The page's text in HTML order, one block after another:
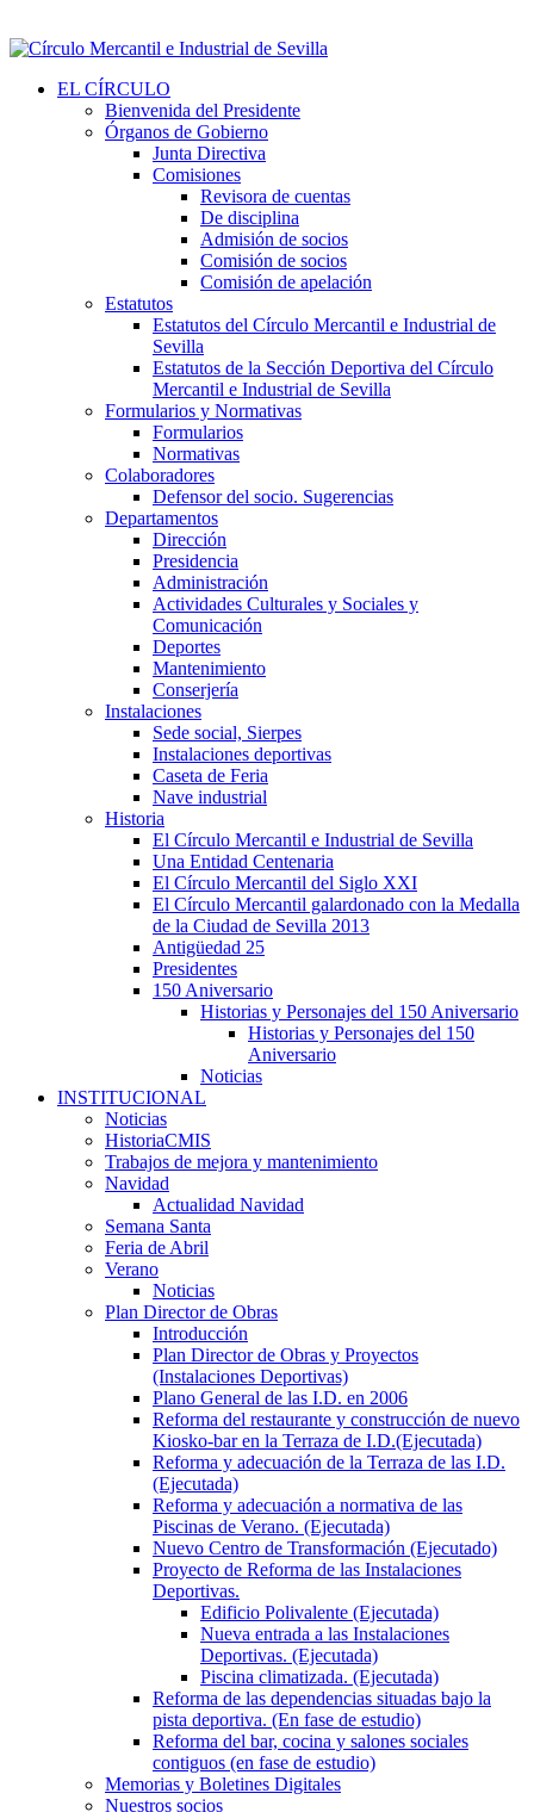
EL CÍRCULO
Bienvenida del Presidente
Órganos de Gobierno
Junta Directiva
Comisiones
Revisora de cuentas
De disciplina
Admisión de socios
Comisión de socios
Comisión de apelación
Estatutos
Estatutos del Círculo Mercantil e Industrial de
Sevilla
Estatutos de la Sección Deportiva del Círculo
Mercantil e Industrial de Sevilla
Formularios y Normativas
Formularios
Normativas
Colaboradores
Defensor del socio. Sugerencias
Departamentos
Dirección
Presidencia
Administración
Actividades Culturales y Sociales y
Comunicación
Deportes
Mantenimiento
Conserjería
Instalaciones
Sede social, Sierpes
Instalaciones deportivas
Caseta de Feria
Nave industrial
Historia
El Círculo Mercantil e Industrial de Sevilla
Una Entidad Centenaria
El Círculo Mercantil del Siglo XXI
El Círculo Mercantil galardonado con la Medalla
de la Ciudad de Sevilla 2013
Antigüedad 25
Presidentes
150 Aniversario
Historias y Personajes del 150 Aniversario
Historias y Personajes del 150
Aniversario
Noticias
INSTITUCIONAL
Noticias
HistoriaCMIS
Trabajos de mejora y mantenimiento
Navidad
Actualidad Navidad
Semana Santa
Feria de Abril
Verano
Noticias
Plan Director de Obras
Introducción
Plan Director de Obras y Proyectos
(Instalaciones Deportivas)
Plano General de las I.D. en 2006
Reforma del restaurante y construcción de nuevo
Kiosko-bar en la Terraza de I.D.(Ejecutada)
Reforma y adecuación de la Terraza de las I.D.
(Ejecutada)
Reforma y adecuación a normativa de las
Piscinas de Verano. (Ejecutada)
Nuevo Centro de Transformación (Ejecutado)
Proyecto de Reforma de las Instalaciones
Deportivas.
Edificio Polivalente (Ejecutada)
Nueva entrada a las Instalaciones
Deportivas. (Ejecutada)
Piscina climatizada. (Ejecutada)
Reforma de las dependencias situadas bajo la
pista deportiva. (En fase de estudio)
Reforma del bar, cocina y salones sociales
contiguos (en fase de estudio)
Memorias y Boletines Digitales
Nuestros socios